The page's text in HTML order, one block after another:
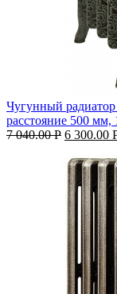
Чугунный
расстояние 500 мм,
7 040.00Р 6 300.00